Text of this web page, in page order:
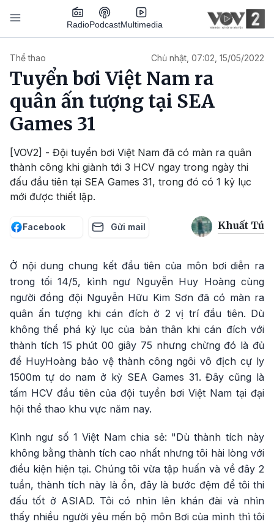
Nhảy đến nội dung
RadioPodcastMultimedia
Thể thao Chủ nhật, 07:02, 15/05/2022
Tuyển bơi Việt Nam ra
quân ấn tượng tại SEA
Games 31
[VOV2] - Đội tuyển bơi Việt Nam đã có màn ra quân
thành công khi giành tới 3 HCV ngay trong ngày thi
đấu đầu tiên tại SEA Games 31, trong đó có 1 kỷ lục
mới được thiết lập.
Facebook Gửi mail Khuất Tú
Ở nội dung chung kết đầu tiên của môn bơi diễn ra
trong tối 14/5, kình ngư Nguyễn Huy Hoàng cùng
người đồng đội Nguyễn Hữu Kim Sơn đã có màn ra
quân ấn tượng khi cán đích ở 2 vị trí đầu tiên. Dù
không thể phá kỷ lục của bản thân khi cán đích với
thành tích 15 phút 00 giây 75 nhưng chừng đó là đủ
để HuyHoàng bảo vệ thành công ngôi vô địch cự ly
1500m tự do nam ở kỳ SEA Games 31. Đây cũng là
tấm HCV đầu tiên của đội tuyển bơi Việt Nam tại đại
hội thể thao khu vực năm nay.
Kình ngư số 1 Việt Nam chia sẻ: "Dù thành tích này
không bằng thành tích cao nhất nhưng tôi hài lòng với
điều kiện hiện tại. Chúng tôi vừa tập huấn và về đây 2
tuần, thành tích này là ổn, đây là bước đệm để tôi thi
đấu tốt ở ASIAD. Tôi có nhìn lên khán đài và nhìn
thấy nhiều người yêu mến bộ môn Bơi của mình thì tôi